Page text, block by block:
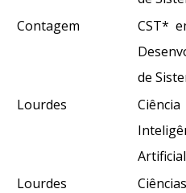
Contagem
CST*
de
Lourdes
Artificial
Lourdes
Ciências